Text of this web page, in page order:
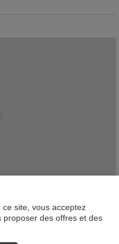
site, vous acceptez
proposer des offres et des